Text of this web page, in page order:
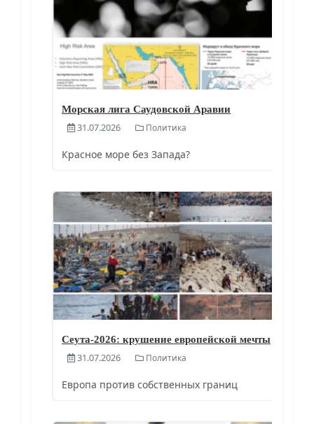
Морская лига Саудовской Аравии
31.07.2026 Политика
Красное море без Запада?
Сеута-2026: крушение европейской мечты
31.07.2026 Политика
Европа против собственных границ